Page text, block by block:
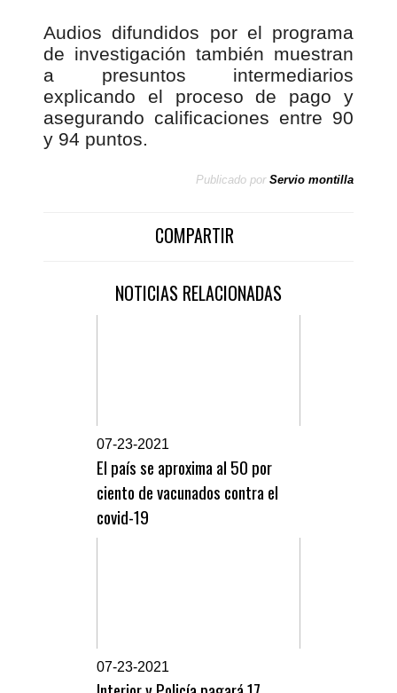
Audios difundidos por el programa
de investigación también muestran
a presuntos intermediarios
explicando el proceso de pago y
asegurando calificaciones entre 90
y 94 puntos.
Publicado por Servio montilla
COMPARTIR
NOTICIAS RELACIONADAS
07-23-2021
El país se aproxima al 50 por
ciento de vacunados contra el
covid-19
07-23-2021